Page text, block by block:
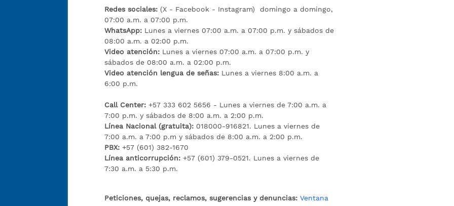
Redes sociales: (X - Facebook - Instagram) domingo a domingo,
07:00 a.m. a 07:00 p.m.
WhatsApp: Lunes a viernes 07:00 a.m. a 07:00 p.m. y sábados de
08:00 a.m. a 02:00 p.m.
Video atención: Lunes a viernes 07:00 a.m. a 07:00 p.m. y
sábados de 08:00 a.m. a 02:00 p.m.
Video atención lengua de señas: Lunes a viernes 8:00 a.m. a
6:00 p.m.
Call Center:+57 333 602 5656 - Lunes a viernes de 7:00 a.m. a
7:00 p.m. y sábados de 8:00 a.m. a 2:00 p.m.
Línea Nacional (gratuita): 018000-916821. Lunes a viernes de
7:00 a.m. a 7:00 p.m y sábados de 8:00 a.m. a 2:00 p.m.
PBX:+57 (601) 382-1670
Línea anticorrupción:+57 (601) 379-0521. Lunes a viernes de
7:30 a.m. a 5:30 p.m.
Peticiones, quejas, reclamos, sugerencias y denuncias: Ventana